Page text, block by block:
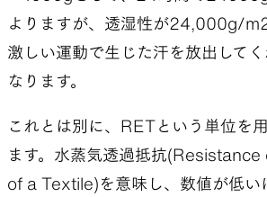
よりますが、透湿性が24,000g/
激しい運動で生じた汗を放出して
なります。
これとは別に、RETという単位を
ます。水蒸気透過抵抗
of a Textile)を意味し、数値が低い